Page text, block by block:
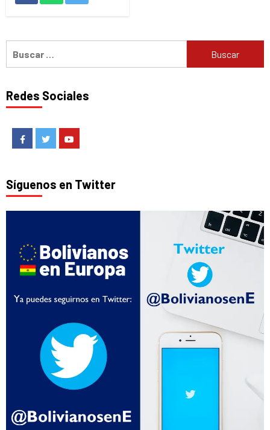
Redes Sociales
FacebookTwitter
Síguenos en Twitter